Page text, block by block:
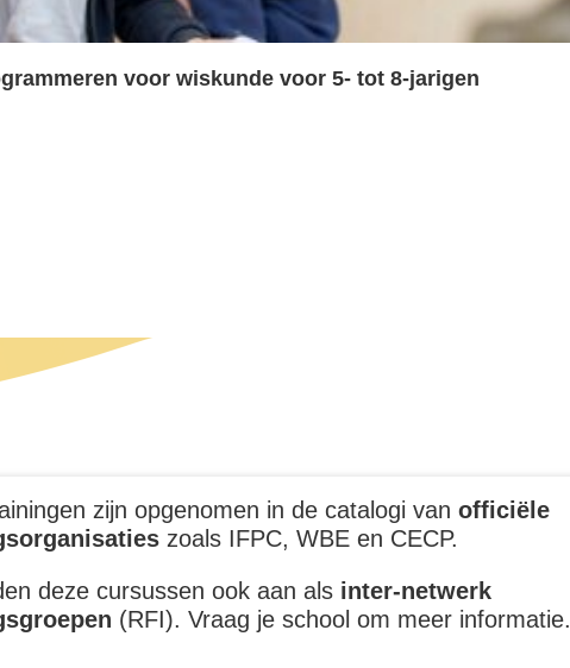
voor wiskunde voor 5- tot 8-jarigen
zijn opgenomen in de catalogi van officiële
zoals IFPC, WBE en CECP.
deze cursussen ook aan als inter-netwerk
(RFI). Vraag je school om meer informatie.